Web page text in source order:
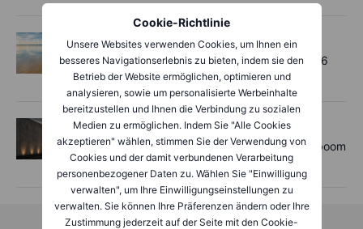
Cookie-Richtlinie
Unsere Websites verwenden Cookies, um Ihnen ein
besseres Navigationserlebnis zu bieten, indem sie den
Betrieb der Website ermöglichen, optimieren und
analysieren, sowie um personalisierte Werbeinhalte
bereitzustellen und Ihnen die Verbindung zu sozialen
Medien zu ermöglichen. Indem Sie "Alle Cookies
akzeptieren" wählen, stimmen Sie der Verwendung von
Cookies und der damit verbundenen Verarbeitung
personenbezogener Daten zu. Wählen Sie "Einwilligung
verwalten", um Ihre Einwilligungseinstellungen zu
verwalten. Sie können Ihre Präferenzen ändern oder Ihre
Zustimmung jederzeit auf der Seite mit den Cookie-
Options
2026-08-06 11:30:00
Chips crack, vol shrugs - Options Brief - 6
August 2026
Aktien
2026-08-06 11:00:00
Rheinmetall earnings: Europe’s defence boom
is real, but not every contract survives